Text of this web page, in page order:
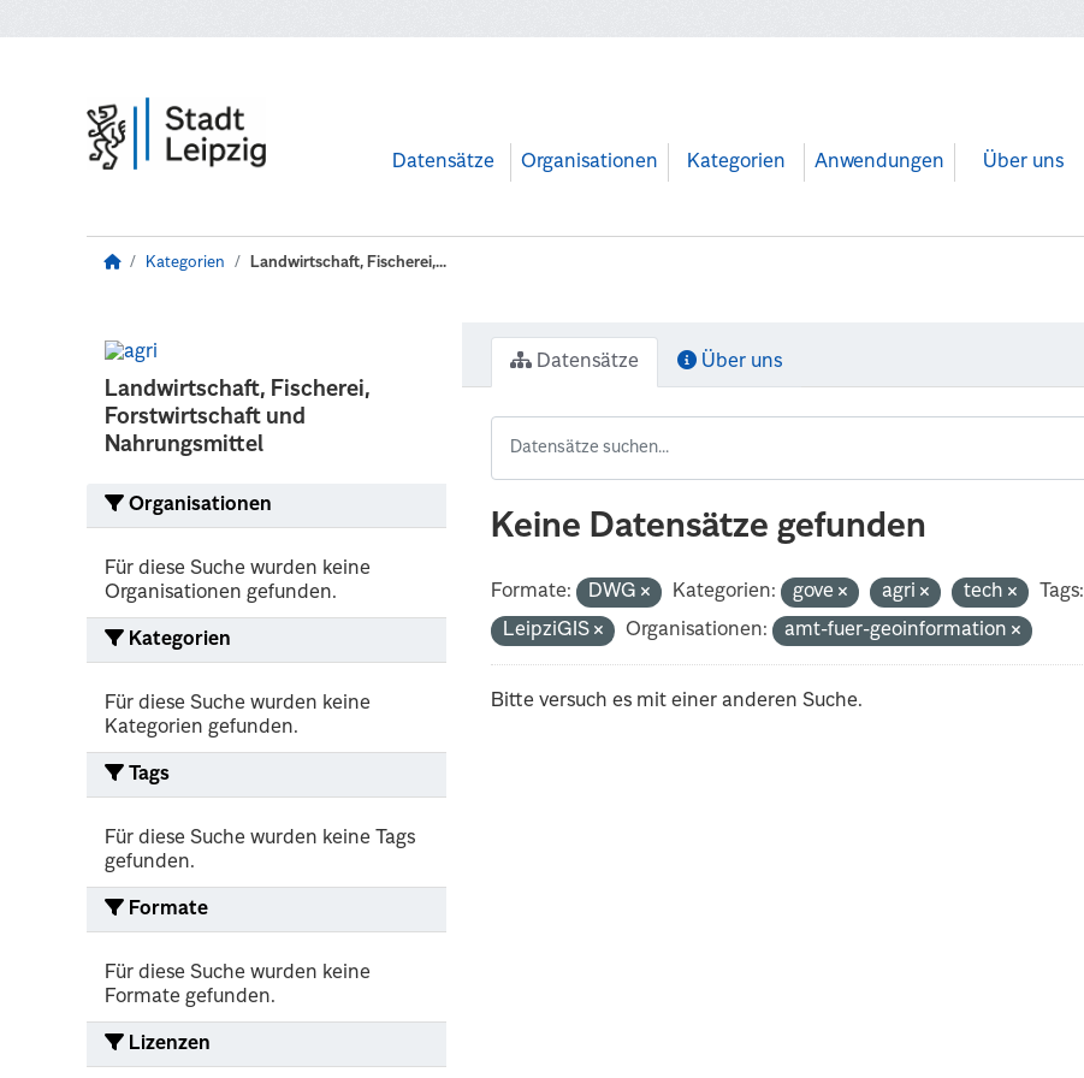
Datensätze Organisationen Kategorien Anwendungen Über uns
Kategorien Landwirtschaft, Fischerei,...
Landwirtschaft, Fischerei,
Forstwirtschaft und
Nahrungsmittel
Organisationen
Für diese Suche wurden keine
Organisationen gefunden.
Kategorien
Für diese Suche wurden keine
Kategorien gefunden.
Tags
Für diese Suche wurden keine Tags
gefunden.
Formate
Für diese Suche wurden keine
Formate gefunden.
Lizenzen
Datensätze Über uns
Keine Datensätze gefunden
Formate: DWG Kategorien: gove agri tech
Tags:
LeipziGIS
Organisationen: amt-fuer-geoinformation
Bitte versuch es mit einer anderen Suche.